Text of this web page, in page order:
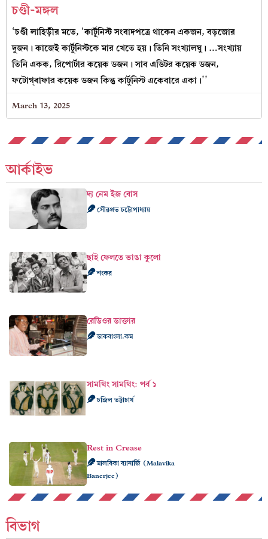
চণ্ডী-মঙ্গল
‘চণ্ডী লাহিড়ীর মতে, ‘কার্টুনিস্ট সংবাদপত্রে থাকেন একজন, বড়জোর
দুজন। কাজেই কার্টুনিস্টকে মার খেতে হয়। তিনি সংখ‍্যালঘু। …সংখ‍্যায়
তিনি একক, রিপোর্টার কয়েক ডজন। সাব এডিটর কয়েক ডজন,
ফটোগ্ৰাফার কয়েক ডজন কিন্তু কার্টুনিস্ট একেবারে একা।’’
March 13, 2025
আর্কাইভ
দ্য নেম ইজ বোস
সৌরপ্রভ চট্টোপাধ্যায়
ছাই ফেলতে ভাঙা কুলো
শংকর
রেডিওর ডাক্তার
ডাকবাংলা.কম
সামথিং সামথিং: পর্ব ১
চন্দ্রিল ভট্টাচার্য
Rest in Crease
মালবিকা ব্যানার্জি (Malavika
Banerjee)
বিভাগ